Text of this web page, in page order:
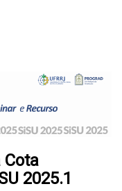
Cota
2025.1